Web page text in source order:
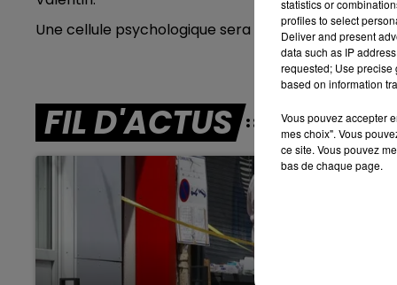
Une cellule psychologique sera mise en place dans
FIL D'ACTUS
statistics or
profiles to select
Deliver and present
data such as IP
requested; Use precise
based on information
Vous pouvez accepter
mes choix". Vous
ce site. Vous pouvez
bas de chaque page.